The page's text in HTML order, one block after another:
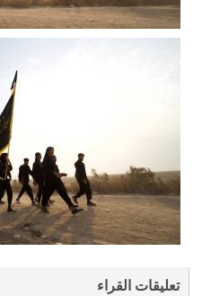
تعليقات القراء